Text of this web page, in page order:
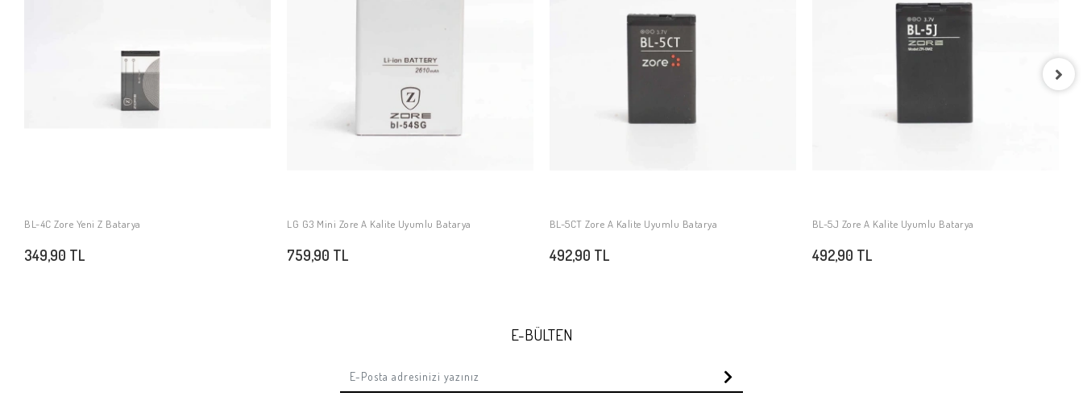
SEPETE EKLE
BL-4C Zore Yeni Z Batarya
349,90 TL
SEPETE EKLE
LG G3 Mini Zore A Kalite Uyumlu Batarya
759,90 TL
SEPETE EKLE
BL-5CT Zore A Kalite Uyumlu Batarya
492,90 TL
SEPETE EKLE
BL-5J Zore A Kalite Uyumlu Batarya
492,90 TL
E-BÜLTEN